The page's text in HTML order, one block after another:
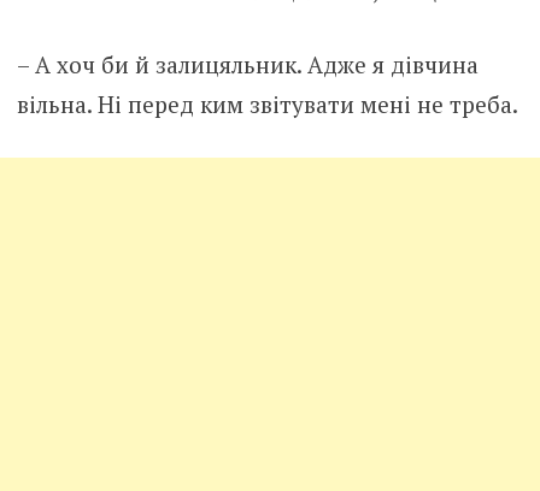
– А хоч би й залицяльник. Адже я дівчина
вільна. Ні перед ким звітувати мені не треба.